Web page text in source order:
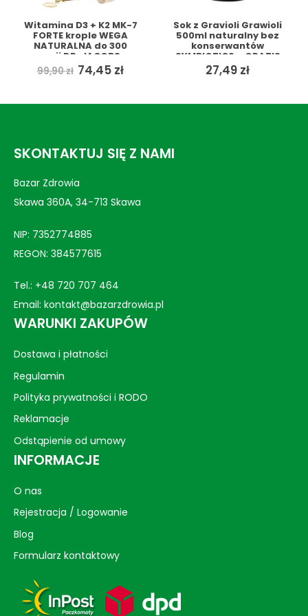
zł.
Witamina D3 + K2 MK-7
FORTE krople WEGA
NATURALNA do 300
porcji DR. JACOBS +
GRATIS
99,90zł Pierwotna
cena
99,90 zł.
74,45 złAktualna
74,45 zł.
Sok z Gravioli Grawioli
500ml naturalny bez
konserwantów
SYMBIOTICS + GRATIS
27,49 zł
SKONTAKTUJ SIĘ Z NAMI
Bazar Zdrowia
Skawa 360A, 34-713 Skawa
NIP: 7352774885
REGON: 384577615
Tel.: +48 720 707 464
Email: kontakt@bazarzdrowia.pl
WARUNKI ZAKUPÓW
Dostawa i płatności
Regulamin
Polityka prywatności i RODO
Reklamacje
Odstąpienie od umowy
INFORMACJE
O nas
Rejestracja / Logowanie
Blog
Formularz kontaktowy